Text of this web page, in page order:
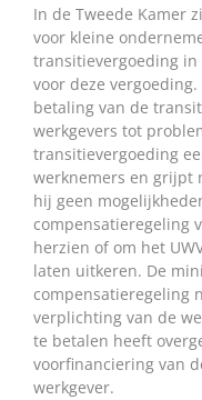
In de Tweede Kamer
voor kleine
transitievergoeding in
voor deze
betaling van de
werkgevers tot
transitievergoeding
werknemers en grijpt
hij geen
compensatieregeling
herzien of om het
laten uitkeren. De
compensatieregeling
verplichting van de
te betalen heeft
voorfinanciering van
werkgever.